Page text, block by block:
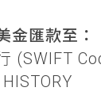
金匯款至：
(SWIFT